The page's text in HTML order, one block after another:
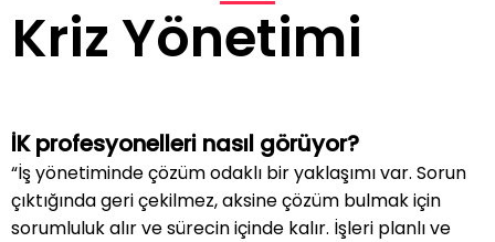
Kriz Yönetimi
İK profesyonelleri nasıl görüyor?
“İş yönetiminde çözüm odaklı bir yaklaşımı var. Sorun
çıktığında geri çekilmez, aksine çözüm bulmak için
sorumluluk alır ve sürecin içinde kalır. İşleri planlı ve